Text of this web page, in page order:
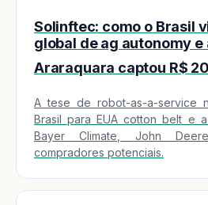
Solinftec: como o Brasil
global de ag autonomy e
Araraquara captou R$
A tese de robot-as-a-service
Brasil para EUA cotton belt e
Bayer Climate, John
compradores potenciais.